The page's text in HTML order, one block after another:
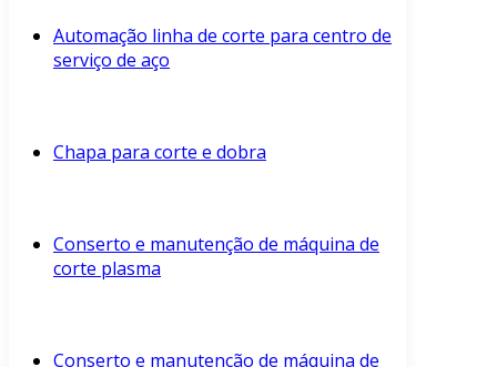
Automação linha de corte para centro de
serviço de aço
Chapa para corte e dobra
Conserto e manutenção de máquina de
corte plasma
Conserto e manutenção de máquina de